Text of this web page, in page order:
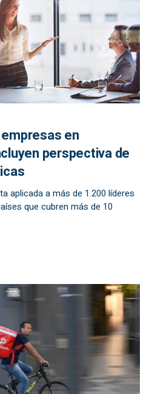
en
perspectiva de
aplicada a más de 1.200 líderes
que cubren más de 10